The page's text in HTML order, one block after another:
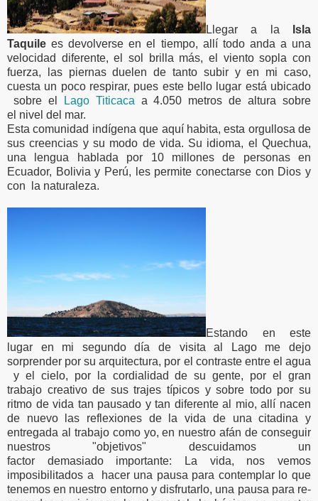
Ll egar a la Isla
Taquile es devolverse en el tiempo, allí todo anda a una
velocidad diferente, el sol brilla más, el viento sopla con
fuerza, las piernas duelen de tanto subir y en mi caso,
cuesta un poco respirar, pues este bello lugar está ubicado
sobre el
Lago Titicaca a 4.050 metros de altura sobre
el nivel del mar.
Esta comunidad indígena que aquíhabita, esta orgullosa de
sus creencias y su modo de vida. Su idioma, el Quechua,
una lengua hablada por 10 millones de personas en
Ecuador, Bolivia y Perú, les permite conectarse con Dios y
con la naturaleza.
Estando en este
lugar en mi segundo día de visita al Lago me dejo
sorprender por su arquitectura, por el contraste entre el agua
y el cielo, por la cordialidad de su gente, por el gran
trabajo creativo de sus trajes típicos y sobre todo por su
ritmo de vida tan pausado y tan diferente al mio, allí nacen
de nuevo las reflexiones de la vida de una citadina y
entregada al trabajo como yo, en nuestro afán de conseguir
nuestros "objetivos" descuidamos un
factor demasiado importante: La vida, nos vemos
imposibilitados a hacer una pausa para contemplar lo que
tenemos en nuestro entorno y disfrutarlo, una pausa para re-